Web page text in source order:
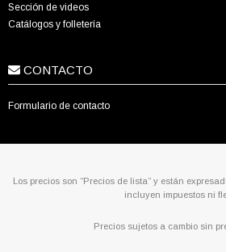
Sección de videos
Catálogos y folletería
CONTACTO
Formulario de contacto
Los precios son “Precios de lista” y están
incluyen impuestos ni
Precios sujetos a cambio sin